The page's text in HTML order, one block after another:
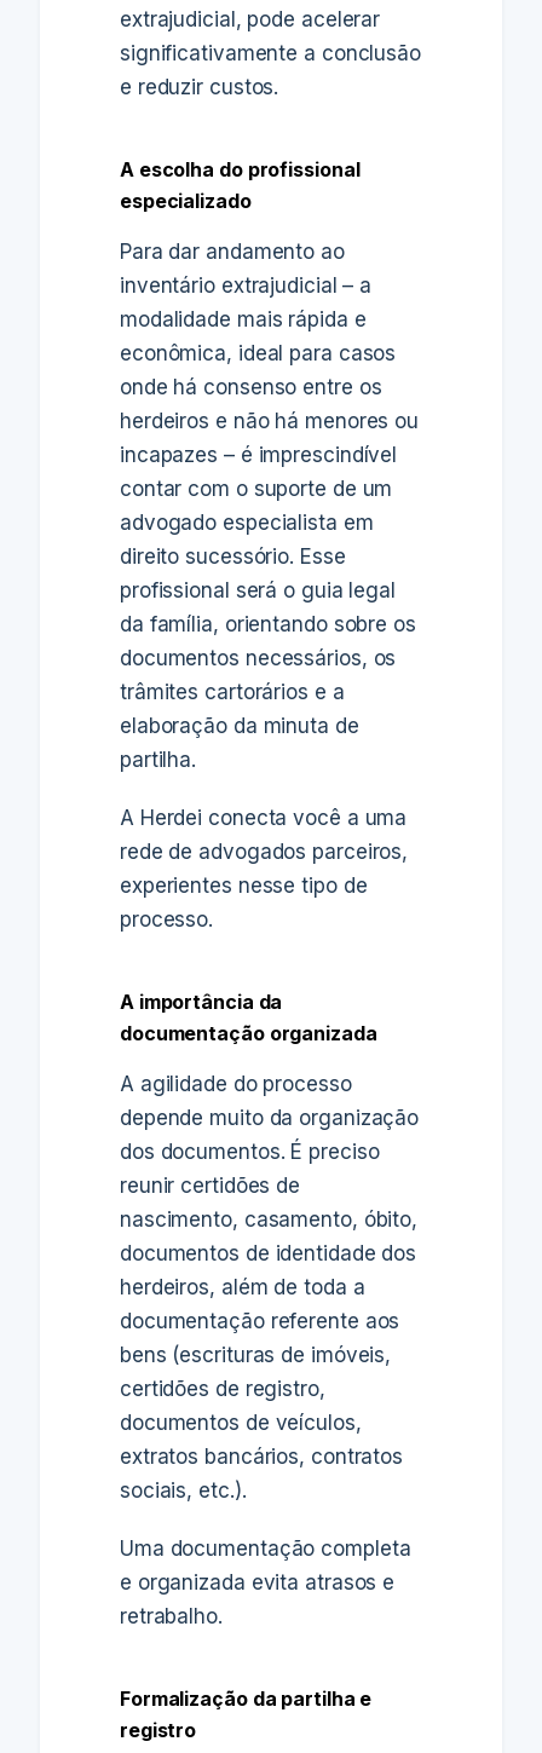
extrajudicial, pode acelerar
significativamente a conclusão
e reduzir custos.
A escolha do profissional
especializado
Para dar andamento ao
inventário extrajudicial – a
modalidade mais rápida e
econômica, ideal para casos
onde há consenso entre os
herdeiros e não há menores ou
incapazes – é imprescindível
contar com o suporte de um
advogado especialista em
direito sucessório. Esse
profissional será o guia legal
da família, orientando sobre os
documentos necessários, os
trâmites cartorários e a
elaboração da minuta de
partilha.
A Herdei conecta você a uma
rede de advogados parceiros,
experientes nesse tipo de
processo.
A importância da
documentação organizada
A agilidade do processo
depende muito da organização
dos documentos. É preciso
reunir certidões de
nascimento, casamento, óbito,
documentos de identidade dos
herdeiros, além de toda a
documentação referente aos
bens (escrituras de imóveis,
certidões de registro,
documentos de veículos,
extratos bancários, contratos
sociais, etc.).
Uma documentação completa
e organizada evita atrasos e
retrabalho.
Formalização da partilha e
registro